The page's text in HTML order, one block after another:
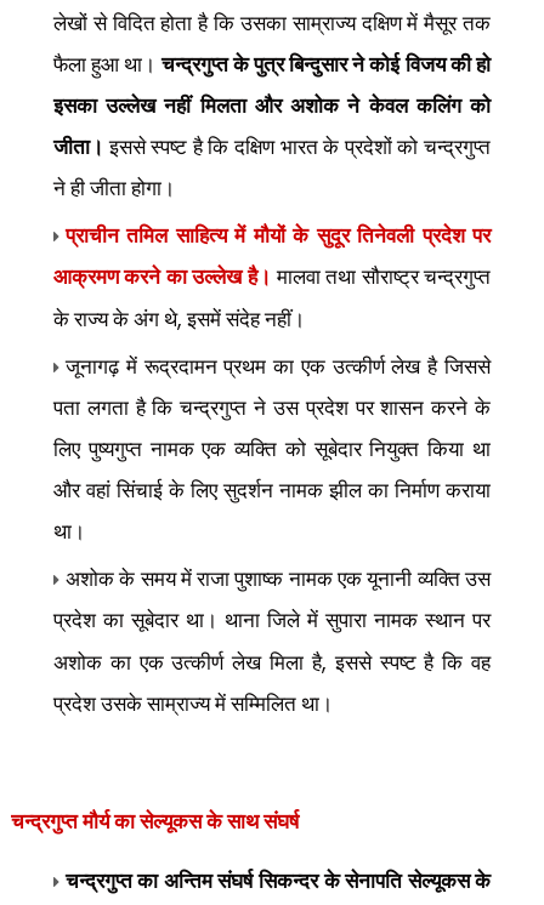
लेखों से विदित होता है कि उसका साम्राज्य दक्षिण में मैसूर तक
फैला हुआ था।चन्द्रगुप्त के पुत्र बिन्दुसार ने कोई विजय की हो
इसका उल्लेख नहीं मिलता और अशोक ने केवल कलिंग को
जीता।इससे स्पष्ट है कि दक्षिण भारत के प्रदेशों को चन्द्रगुप्त
ने ही जीता होगा।
प्राचीन तमिल साहित्य में मौयों के सुदूर तिनेवली प्रदेश पर
आक्रमण करने का उल्लेख है। मालवा तथा सौराष्ट्र चन्द्रगुप्त
के राज्य के अंग थे,इसमें संदेह नहीं।
जूनागढ़ में रूद्रदामन प्रथम का एक उत्कीर्ण लेख है जिससे
पता लगता है कि चन्द्रगुप्त ने उस प्रदेश पर शासन करने के
लिए पुष्यगुप्त नामक एक व्यक्ति को सूबेदार नियुक्त किया था
और वहां सिंचाई के लिए सुदर्शन नामक झील का निर्माण कराया
था।
अशोक के समय में राजा पुशाष्क नामक एक यूनानी व्यक्ति उस
प्रदेश का सूबेदार था। थाना जिले में सुपारा नामक स्थान पर
अशोक का एक उत्कीर्ण लेख मिला है,इससे स्पष्ट है कि वह
प्रदेश उसके साम्राज्य मेंसम्मिलित था।
चन्द्रगुप्त मौर्य कासेल्यूकस के साथ संघर्ष
चन्द्रगुप्त का अन्तिम संघर्ष सिकन्दर के सेनापति सेल्यूकस के